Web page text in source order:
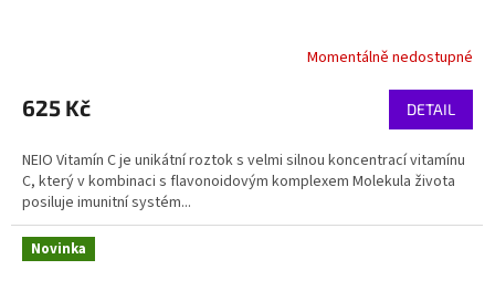
Momentálně nedostupné
625 Kč DETAIL
NEIO Vitamín C je unikátní roztok s velmi silnou koncentrací vitamínu
C, který v kombinaci s flavonoidovým komplexem Molekula života
posiluje imunitní systém...
Novinka